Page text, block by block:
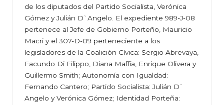
de los diputados del Partido Socialista, Verónica
Gómez y Julián D`Angelo. El expediente 989-J-08
pertenece al Jefe de Gobierno Porteño, Mauricio
Macri y el 307-D-09 perteneciente a los
legisladores de la Coalición Cívica: Sergio Abrevaya,
Facundo Di Filippo, Diana Maffía, Enrique Olivera y
Guillermo Smith; Autonomía con Igualdad:
Fernando Cantero; Partido Socialista: Julián D`
Angelo y Verónica Gómez; Identidad Porteña: